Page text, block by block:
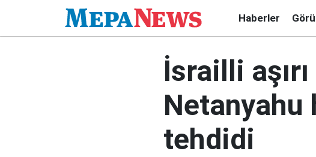
Haberler
İsrailli
Netanyahu
tehdidi